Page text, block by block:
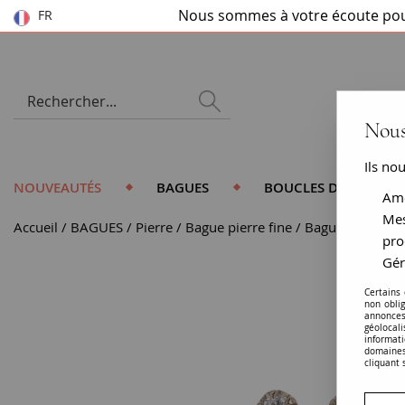
FR Nous sommes à votre écoute
NOUVEAUTÉS BAGUES BOUCLES D'OREILLES
Accueil BAGUES Pierre Bague pierre fine Bague opale
Ils
Certains
non
cliquant